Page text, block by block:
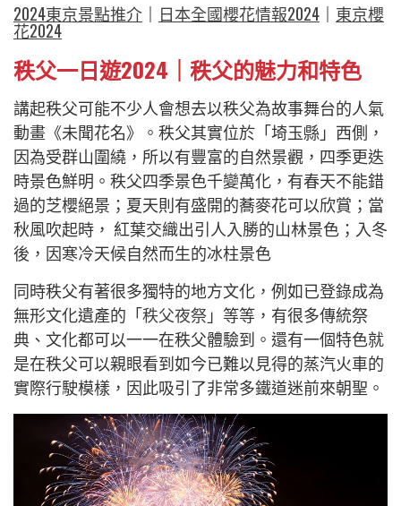
2024東京景點推介 ｜ 日本全國櫻花情報2024 ｜ 東京櫻
花2024
秩父一日遊2024｜秩父的魅力和特色
講起秩父可能不少人會想去以秩父為故事舞台的人氣
動畫《未聞花名》。秩父其實位於「埼玉縣」西側，
因為受群山圍繞，所以有豐富的自然景觀，四季更迭
時景色鮮明。秩父四季景色千變萬化，有春天不能錯
過的芝櫻絕景；夏天則有盛開的蕎麥花可以欣賞；當
秋風吹起時， 紅葉交織出引人入勝的山林景色；入冬
後，因寒冷天候自然而生的冰柱景色
同時秩父有著很多獨特的地方文化，例如已登錄成為
無形文化遺產的「秩父夜祭 」等等，有很多傳統祭
典、文化都可以一一在秩父體驗到。還有一個特色就
是在秩父可以親眼看到如今已難以見得的蒸汽火車的
實際行駛模樣，因此吸引了非常多鐵道迷前來朝聖。